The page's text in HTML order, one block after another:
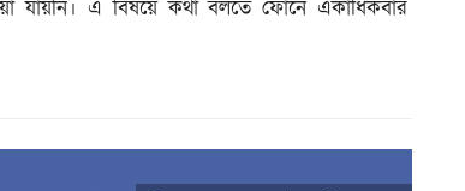
যায়নি। এ বিষয়ে কথা বলতে ফোনে একাধিকবার